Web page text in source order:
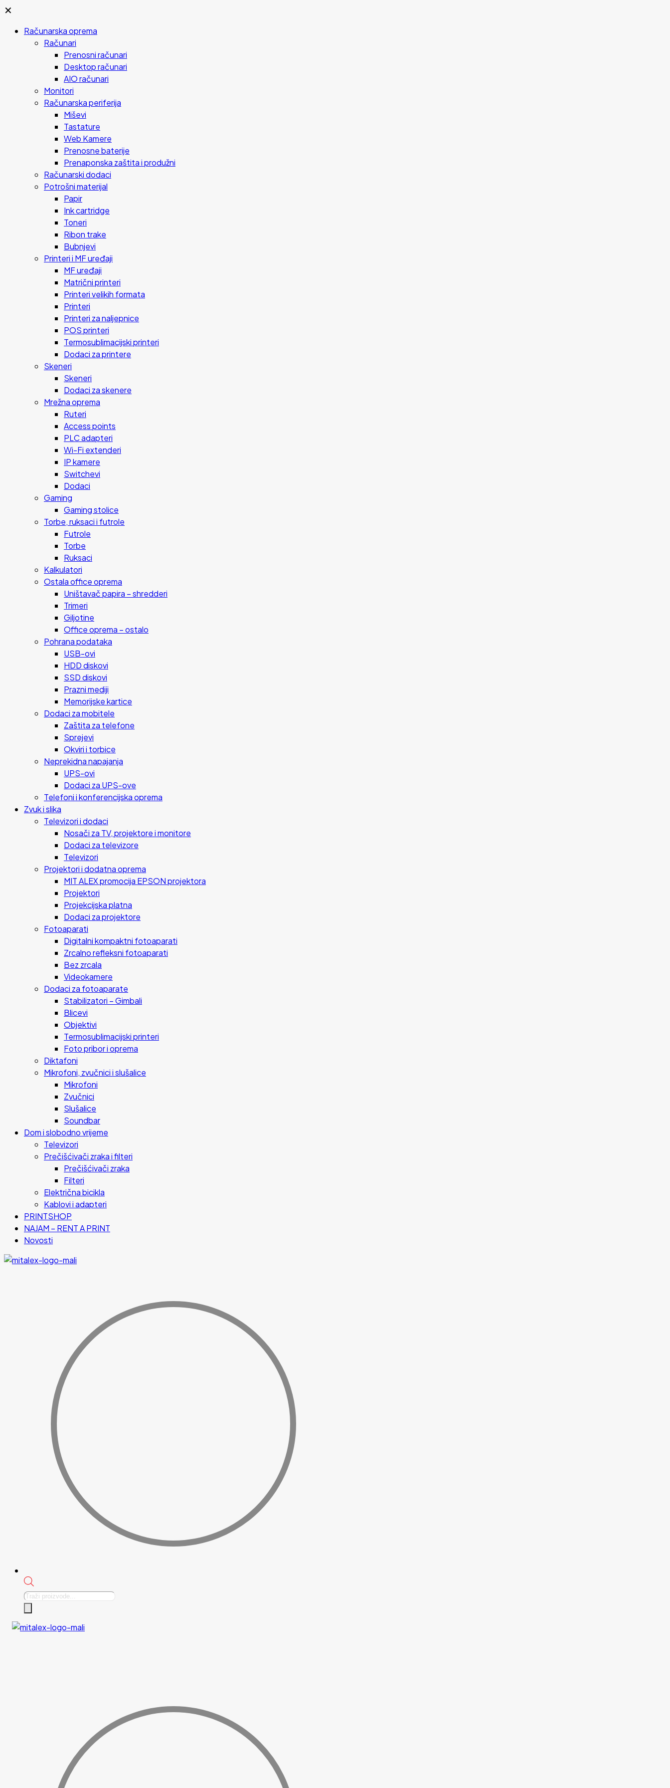
✕
Računarska oprema
Računari
Prenosni računari
Desktop računari
AIO računari
Monitori
Računarska periferija
Miševi
Tastature
Web Kamere
Prenosne baterije
Prenaponska zaštita i produžni
Računarski dodaci
Potrošni materijal
Papir
Ink cartridge
Toneri
Ribon trake
Bubnjevi
Printeri i MF uređaji
MF uređaji
Matrični printeri
Printeri velikih formata
Printeri
Printeri za naljepnice
POS printeri
Termosublimacijski printeri
Dodaci za printere
Skeneri
Skeneri
Dodaci za skenere
Mrežna oprema
Ruteri
Access points
PLC adapteri
Wi-Fi extenderi
IP kamere
Switchevi
Dodaci
Gaming
Gaming stolice
Torbe, ruksaci i futrole
Futrole
Torbe
Ruksaci
Kalkulatori
Ostala office oprema
Uništavač papira – shredderi
Trimeri
Giljotine
Office oprema – ostalo
Pohrana podataka
USB-ovi
HDD diskovi
SSD diskovi
Prazni mediji
Memorijske kartice
Dodaci za mobitele
Zaštita za telefone
Sprejevi
Okviri i torbice
Neprekidna napajanja
UPS-ovi
Dodaci za UPS-ove
Telefoni i konferencijska oprema
Zvuk i slika
Televizori i dodaci
Nosači za TV, projektore i monitore
Dodaci za televizore
Televizori
Projektori i dodatna oprema
MIT ALEX promocija EPSON projektora
Projektori
Projekcijska platna
Dodaci za projektore
Fotoaparati
Digitalni kompaktni fotoaparati
Zrcalno refleksni fotoaparati
Bez zrcala
Videokamere
Dodaci za fotoaparate
Stabilizatori – Gimbali
Blicevi
Objektivi
Termosublimacijski printeri
Foto pribor i oprema
Diktafoni
Mikrofoni, zvučnici i slušalice
Mikrofoni
Zvučnici
Slušalice
Soundbar
Dom i slobodno vrijeme
Televizori
Prečišćivači zraka i filteri
Prečišćivači zraka
Filteri
Električna bicikla
Kablovi i adapteri
PRINTSHOP
NAJAM – RENT A PRINT
Novosti
Products
search